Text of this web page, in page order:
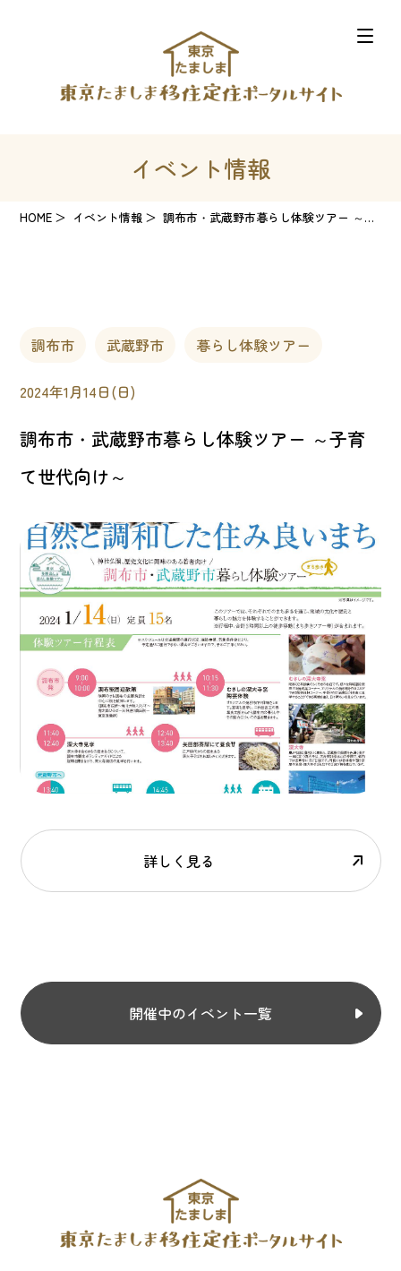
イベント情報
HOME イベント情報 調布市・武蔵野市暮らし体験ツアー ～子育て世代向け～
調布市 武蔵野市 暮らし体験ツアー
2024年1月14日(日)
調布市・武蔵野市暮らし体験ツアー ～子育
て世代向け～
詳しく見る
開催中のイベント一覧